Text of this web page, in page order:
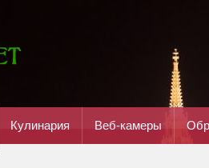
Кулинария Веб-камеры